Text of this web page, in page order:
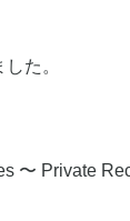
た。
〜 Private